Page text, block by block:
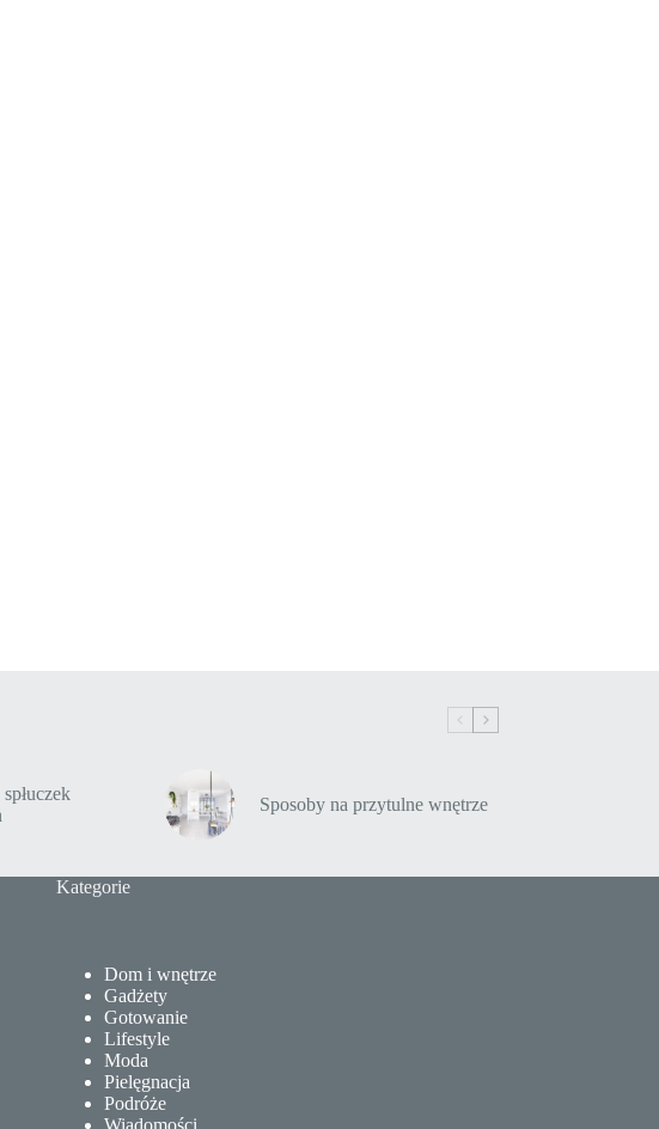
Sposoby na przytulne wnętrze
Kategorie
Dom i wnętrze
Gadżety
Gotowanie
Lifestyle
Moda
Pielęgnacja
Podróże
Wiadomości